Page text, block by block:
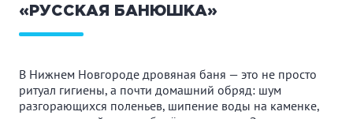
«РУССКАЯ БАНЮШКА»
В Нижнем Новгороде дровяная баня — это не просто
ритуал гигиены, а почти домашний обряд: шум
разгорающихся поленьев, шипение воды на каменке,